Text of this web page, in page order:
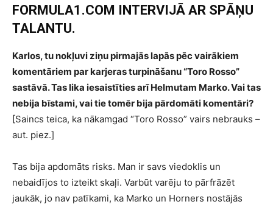
FORMULA1.COM INTERVIJĀ AR SPĀŅU
TALANTU.
Karlos, tu nokļuvi ziņu pirmajās lapās pēc vairākiem
komentāriem par karjeras turpināšanu “Toro Rosso”
sastāvā. Tas lika iesaistīties arī Helmutam Marko. Vai tas
nebija bīstami, vai tie tomēr bija pārdomāti komentāri?
[Saincs teica, ka nākamgad “Toro Rosso” vairs nebrauks –
aut. piez.]
Tas bija apdomāts risks. Man ir savs viedoklis un
nebaidījos to izteikt skaļi. Varbūt varēju to pārfrāzēt
jaukāk, jo nav patīkami, ka Marko un Horners nostājās